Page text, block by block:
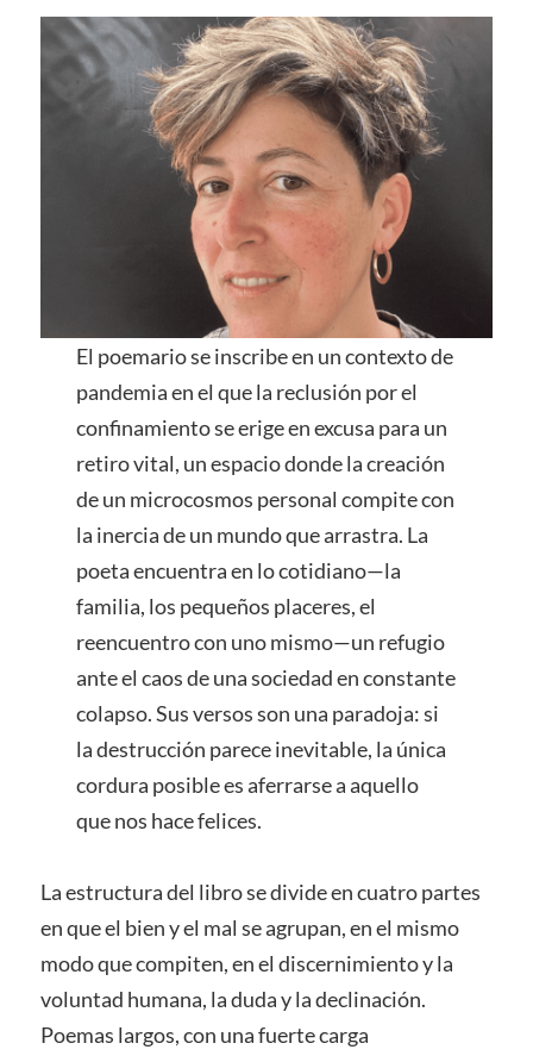
El poemario se inscribe en un contexto de
pandemia en el que la reclusión por el
confinamiento se erige en excusa para un
retiro vital, un espacio donde la creación
de un microcosmos personal compite con
la inercia de un mundo que arrastra. La
poeta encuentra en lo cotidiano—la
familia, los pequeños placeres, el
reencuentro con uno mismo—un refugio
ante el caos de una sociedad en constante
colapso. Sus versos son una paradoja: si
la destrucción parece inevitable, la única
cordura posible es aferrarse a aquello
que nos hace felices.
La estructura del libro se divide en cuatro partes
en que el bien y el mal se agrupan, en el mismo
modo que compiten, en el discernimiento y la
voluntad humana, la duda y la declinación.
Poemas largos, con una fuerte carga